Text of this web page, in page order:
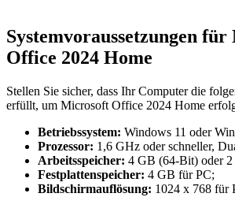
Systemvoraussetzungen
Office 2024 Home
Stellen Sie sicher, dass Ihr Computer die
erfüllt, um Microsoft Office 2024 Home
Betriebssystem: Windows 11 oder
Prozessor: 1,6 GHz oder schneller,
Arbeitsspeicher: 4 GB (64-Bit) oder
Festplattenspeicher: 4 GB für PC;
Bildschirmauflösung: 1024 x 768 für